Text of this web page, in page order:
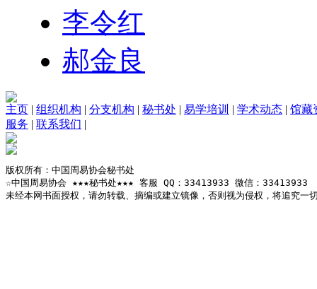
李令红
郝金良
主页 | 组织机构 | 分支机构 | 秘书处 | 易学培训 | 学术动态 | 馆藏
服务 | 联系我们 |
版权所有：中国周易协会秘书处
☆中国周易协会 ★★★秘书处★★★ 客服 QQ：33413933 微信：33413933
未经本网书面授权，请勿转载、摘编或建立镜像，否则视为侵权，将追究一